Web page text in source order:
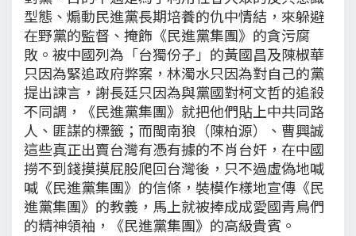
型態、煽動民進黨長期培養的仇中情結，來躲避
在野黨的監督、掩飾《民進黨集團》的貪污腐
敗。被中國列為「台獨份子」的黃國昌及陳椒華
只因為緊追政府弊案，林濁水只因為對自己的黨
提出諫言，謝長廷只因為與黨國對柯文哲的追殺
不同調，《民進黨集團》就把他們貼上中共同路
人、匪諜的標籤；而閩南狼（陳柏源）、曹興誠
這些真正出賣台灣有憑有據的不肖台奸，在中國
撈不到錢摸摸屁股爬回台灣後，只不過虛偽地喊
喊《民進黨集團》的信條，裝模作樣地宣傳《民
進黨集團》的教義，馬上就被捧成成愛國青鳥們
的精神領袖，《民進黨集團》的高級貴賓。